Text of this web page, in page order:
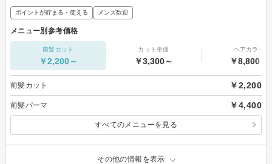
ポイントが貯まる・使える メンズ歓迎
メニュー別参考価格
前髪カット
￥2,200～
カット単価
￥3,300～
ヘアカラー
￥8,800～
前髪カット ￥2,200
前髪パーマ ￥4,400
すべてのメニューを見る
その他の情報を表示